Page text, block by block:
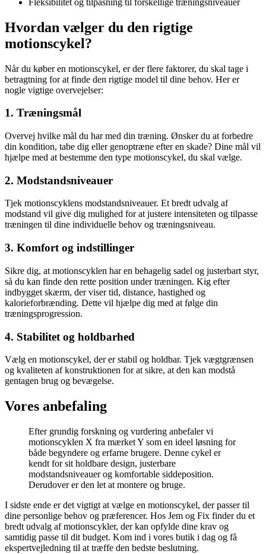
Hvordan vælger du den rigtige
motionscykel?
Når du køber en motionscykel, er der flere faktorer, du skal tage i
betragtning for at finde den rigtige model til dine behov. Her er
nogle vigtige overvejelser:
1. Træningsmål
Overvej hvilke mål du har med din træning. Ønsker du at forbedre
din kondition, tabe dig eller genoptræne efter en skade? Dine mål vil
hjælpe med at bestemme den type motionscykel, du skal vælge.
2. Modstandsniveauer
Tjek motionscyklens modstandsniveauer. Et bredt udvalg af
modstand vil give dig mulighed for at justere intensiteten og tilpasse
træningen til dine individuelle behov og træningsniveau.
3. Komfort og indstillinger
Sikre dig, at motionscyklen har en behagelig sadel og justerbart styr,
så du kan finde den rette position under træningen. Kig efter
indbygget skærm, der viser tid, distance, hastighed og
kalorieforbrænding. Dette vil hjælpe dig med at følge din
træningsprogression.
4. Stabilitet og holdbarhed
Vælg en motionscykel, der er stabil og holdbar. Tjek vægtgrænsen
og kvaliteten af konstruktionen for at sikre, at den kan modstå
gentagen brug og bevægelse.
Vores anbefaling
Efter grundig forskning og vurdering anbefaler vi
motionscyklen X fra mærket Y som en ideel løsning for
både begyndere og erfarne brugere. Denne cykel er
kendt for sit holdbare design, justerbare
modstandsniveauer og komfortable siddeposition.
Derudover er den let at montere og bruge.
I sidste ende er det vigtigt at vælge en motionscykel, der passer til
dine personlige behov og præferencer. Hos Jem og Fix finder du et
bredt udvalg af motionscykler, der kan opfylde dine krav og
samtidig passe til dit budget. Kom ind i vores butik i dag og få
ekspertvejledning til at træffe den bedste beslutning.